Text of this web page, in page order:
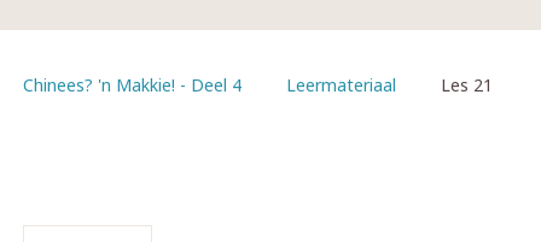
Chinees? 'n Makkie! - Deel 4 Leermateriaal Les 21